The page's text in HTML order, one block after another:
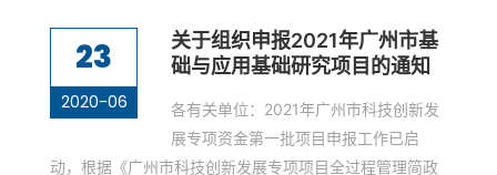
23
2020-06
关于组织申报2021年广州市基
础与应用基础研究项目的通知
各有关单位：2021年广州市科技创新发
展专项资金第一批项目申报工作已启
动，根据《广州市科技创新发展专项项目全过程管理简政